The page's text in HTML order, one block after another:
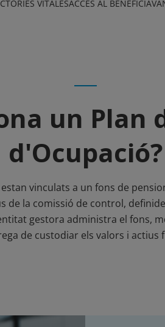
VITALESACCÉS AL BENEFICI
un Plan
d'Ocupació?
vinculats a un fons de
de la comissió de control,
gestora administra el fons,
de custodiar els valors i actius